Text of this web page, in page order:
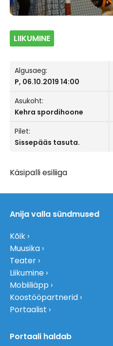
LIIKUMINE
Algusaeg:
P, 06.10.2019 14:00
Asukoht:
Kehra spordihoone
Pilet:
Sissepääs tasuta.
Käsipalli esiliiga
Anija valla sündmused
Kõik
Muusika
Teater
Liikumine
Mobiiliäpp
Koostööpartnerid
Portaalist
Portaali haldab